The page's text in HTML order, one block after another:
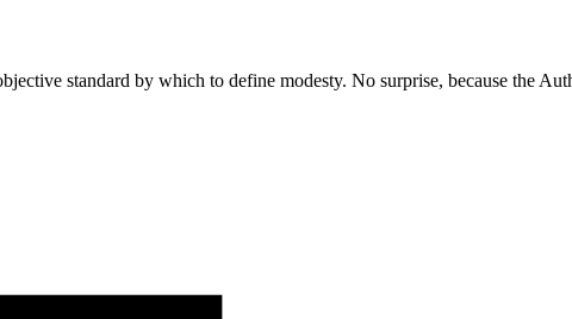
standard by which to define modesty. No surprise, because the